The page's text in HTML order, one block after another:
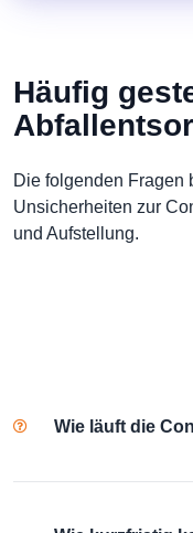
Häufig
Die folgenden Fragen
Unsicherheiten zur
und Aufstellung.
Wie läuft die